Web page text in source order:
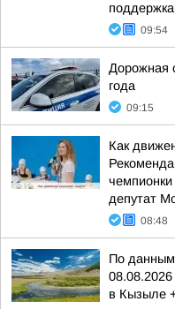
09:54
Дорожная
года
09:15
Как
депутат
08:48
По данным
08.08.2026
в Кызыле